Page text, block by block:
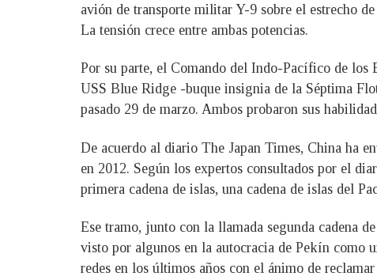
avión de transporte militar Y-9 sobre el estrecho
La tensión crece entre ambas potencias.
Por su parte, el Comando del Indo-Pacífico de
USS Blue Ridge -buque insignia de la Séptima
pasado 29 de marzo. Ambos probaron sus
De acuerdo al diario The Japan Times, China ha
en 2012. Según los expertos consultados por el
primera cadena de islas, una cadena de islas del
Ese tramo, junto con la llamada segunda cadena
visto por algunos en la autocracia de Pekín como
redes en los últimos años con el ánimo de